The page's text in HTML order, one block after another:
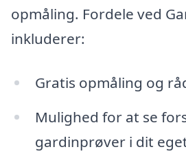
opmåling. Fordele ved
inkluderer:
Gratis opmåling og
Mulighed for at se
gardinprøver i dit